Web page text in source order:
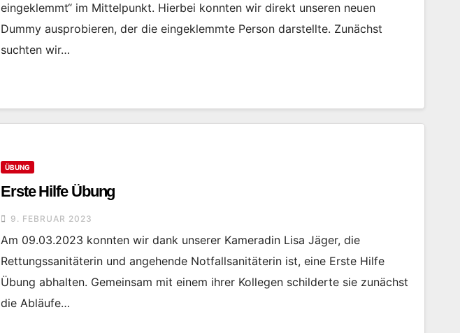
eingeklemmt“ im Mittelpunkt. Hierbei konnten wir direkt unseren neuen
Dummy ausprobieren, der die eingeklemmte Person darstellte. Zunächst
suchten wir…
ÜBUNG
Erste Hilfe Übung
9. FEBRUAR 2023
Am 09.03.2023 konnten wir dank unserer Kameradin Lisa Jäger, die
Rettungssanitäterin und angehende Notfallsanitäterin ist, eine Erste Hilfe
Übung abhalten. Gemeinsam mit einem ihrer Kollegen schilderte sie zunächst
die Abläufe…